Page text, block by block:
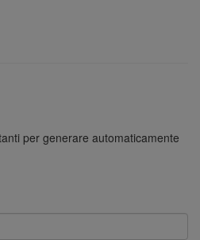
per generare automaticamente